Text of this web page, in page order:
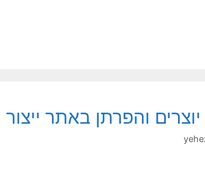
והפרתן באתר ייצור